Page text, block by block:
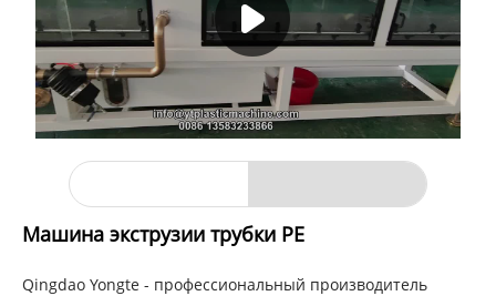
Машина экструзии трубки PE
Qingdao Yongte - профессиональный производитель